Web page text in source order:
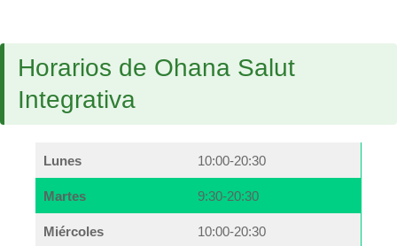
Horarios de Ohana Salut
Integrativa
Lunes 10:00-20:30
Martes 9:30-20:30
Miércoles 10:00-20:30